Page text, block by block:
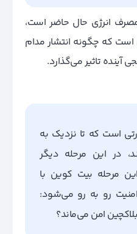
مصرف انرژی حال حاضر است،
است که چگونه انتشار مدام
آینده تاثیر می‌گذارد.
است که تا نزدیک به
در این مرحله دیگر
مرحله بیت کوین با
رو به رو می‌شود:
امن می‌ماند؟